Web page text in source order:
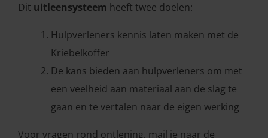
Dit uitleensysteem heeft twee doelen:
Hulpverleners kennis laten maken met de
Kriebelkoffer
De kans bieden aan hulpverleners om met
een veelheid aan materiaal aan de slag te
gaan en te vertalen naar de eigen werking
Voor vragen rond ontlening, mail je naar de